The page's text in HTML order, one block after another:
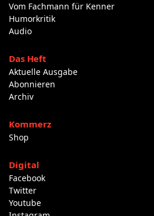
Vom Fachmann für Kenner
Humorkritik
Audio
Das Heft
Aktuelle Ausgabe
Abonnieren
Archiv
Kommerz
Shop
Digital
Facebook
Twitter
Youtube